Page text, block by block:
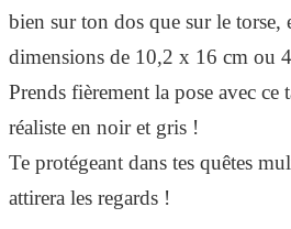
bien sur ton dos que sur le torse,
dimensions de 10,2 x 16 cm ou
Prends fièrement la pose avec ce
réaliste en noir et gris !
Te protégeant dans tes quêtes
attirera les regards !